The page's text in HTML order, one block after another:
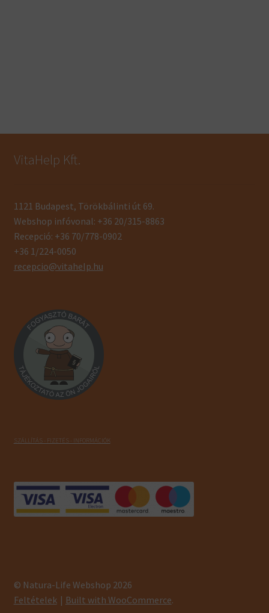
VitaHelp Kft.
1121 Budapest, Törökbálinti út 69.
Webshop infóvonal: +36 20/315-8863
Recepció: +36 70/778-0902
+36 1/224-0050
recepcio@vitahelp.hu
SZÁLLÍTÁS - FIZETÉS - INFORMÁCIÓK
© Natura-Life Webshop 2026
Feltételek
Built with WooCommerce.